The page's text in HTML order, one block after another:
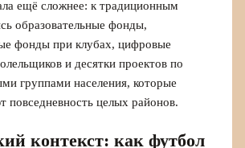
ещё сложнее: к традиционным
образовательные фонды,
фонды при клубах, цифровые
и десятки проектов по
группами населения, которые
повседневность целых районов.
контекст: как футбол